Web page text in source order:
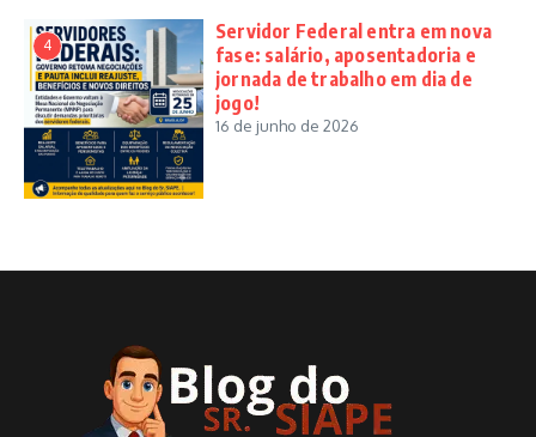
4
Servidor Federal entra em nova
fase: salário, aposentadoria e
jornada de trabalho em dia de
jogo!
16 de junho de 2026